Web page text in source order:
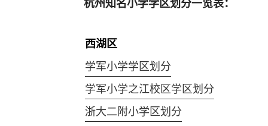
杭州知名小学学区划分一览表：
西湖区
学军小学学区划分
学军小学之江校区学区划分
浙大二附小学区划分